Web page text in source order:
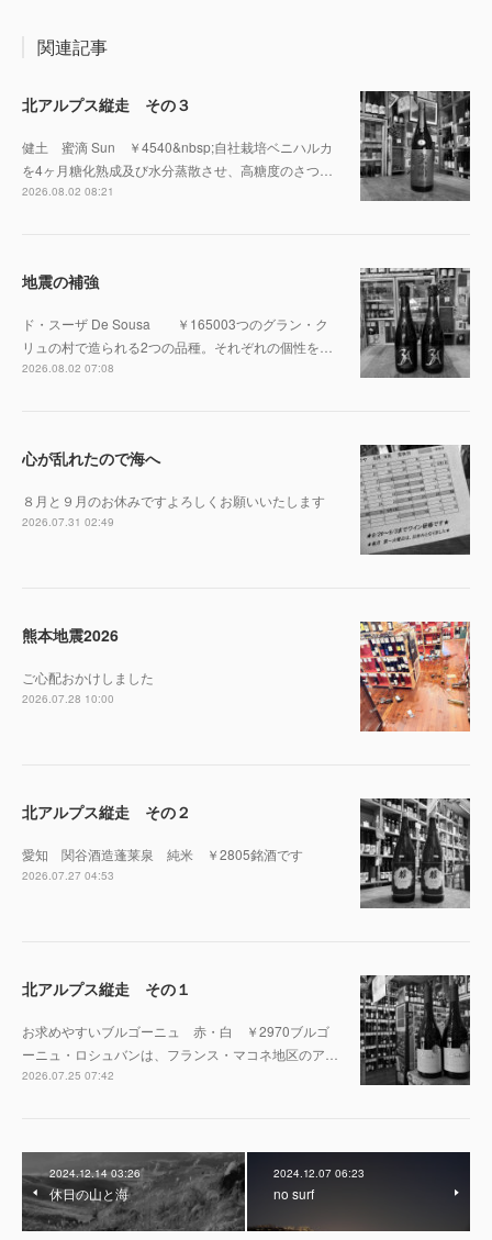
関連記事
北アルプス縦走 その３
健土 蜜滴 Sun ￥4540&nbsp;自社栽培ベニハルカ
を4ヶ月糖化熟成及び水分蒸散させ、高糖度のさつ…
2026.08.02 08:21
地震の補強
ド・スーザ De Sousa ￥165003つのグラン・ク
リュの村で造られる2つの品種。それぞれの個性を…
2026.08.02 07:08
心が乱れたので海へ
８月と９月のお休みですよろしくお願いいたします
2026.07.31 02:49
熊本地震2026
ご心配おかけしました
2026.07.28 10:00
北アルプス縦走 その２
愛知 関谷酒造蓬莱泉 純米 ￥2805銘酒です
2026.07.27 04:53
北アルプス縦走 その１
お求めやすいブルゴーニュ 赤・白 ￥2970ブルゴ
ーニュ・ロシュバンは、フランス・マコネ地区のア…
2026.07.25 07:42
2024.12.14 03:26
休日の山と海
2024.12.07 06:23
no surf